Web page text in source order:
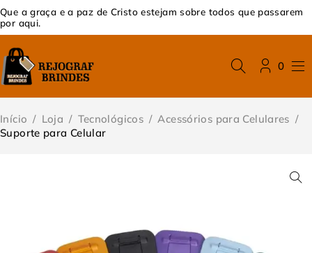
Que a graça e a paz de Cristo estejam sobre todos que passarem
por aqui.
0
Início / Loja / Tecnológicos / Acessórios para Celulares /
Suporte para Celular